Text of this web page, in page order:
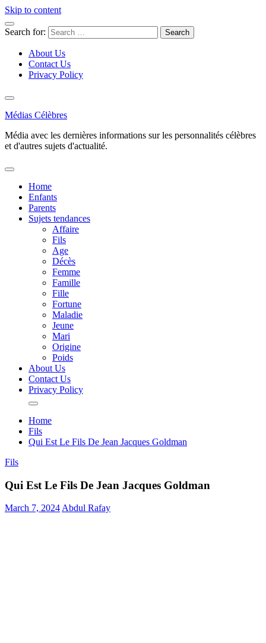
Skip to content
Search for:
About Us
Contact Us
Privacy Policy
Médias Célèbres
Média avec les dernières informations sur les personnalités célèbres
et d'autres sujets d'actualité.
Home
Enfants
Parents
Sujets tendances
Affaire
Fils
Age
Décès
Femme
Famille
Fille
Fortune
Maladie
Jeune
Mari
Origine
Poids
About Us
Contact Us
Privacy Policy
Home
Fils
Qui Est Le Fils De Jean Jacques Goldman
Fils
Qui Est Le Fils De Jean Jacques Goldman
March 7, 2024Abdul Rafay